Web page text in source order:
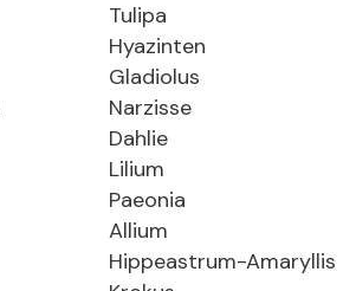
Tulipa
Hyazinten
Gladiolus
Narzisse
Dahlie
Lilium
Paeonia
Allium
Hippeastrum-Amaryllis